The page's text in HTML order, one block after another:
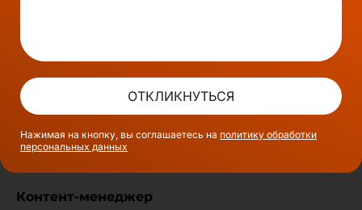
ОТКЛИКНУТЬСЯ
Нажимая на кнопку, вы соглашаетесь на политику обработки
персональных данных
Контент-менеджер